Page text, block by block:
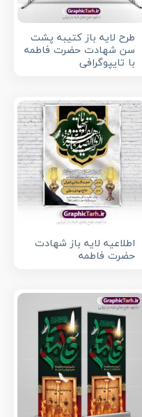
طرح لایه باز کتیبه پشت
سن شهادت حضرت فاطمه
با تایپوگرافی
اطلاعیه لایه باز شهادت
حضرت فاطمه